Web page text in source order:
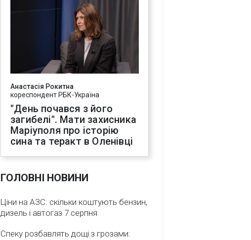
Анастасія Рокитна
кореспондент РБК-Україна
"День почався з його
загибелі". Мати захисника
Маріуполя про історію
сина та теракт в Оленівці
ГОЛОВНІ НОВИНИ
Ціни на АЗС: скільки коштують бензин,
дизель і автогаз 7 серпня
Спеку розбавлять дощі з грозами: